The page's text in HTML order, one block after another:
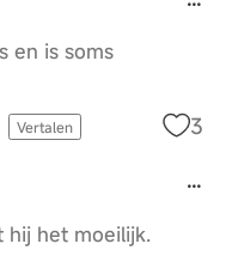
en is soms
Vertalen 3
hij het moeilijk.